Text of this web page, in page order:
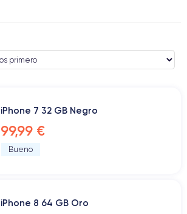
iPhone 7 32 GB Negro
99,99 €
Bueno
iPhone 8 64 GB Oro